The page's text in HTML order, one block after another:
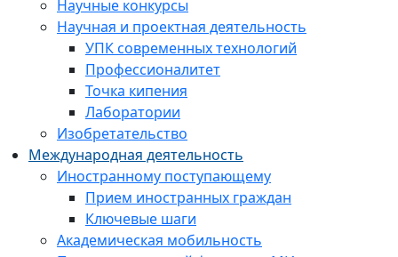
Научные конкурсы
Научная и проектная деятельность
УПК современных технологий
Профессионалитет
Точка кипения
Лаборатории
Изобретательство
Международная деятельность
Иностранному поступающему
Прием иностранных граждан
Ключевые шаги
Академическая мобильность